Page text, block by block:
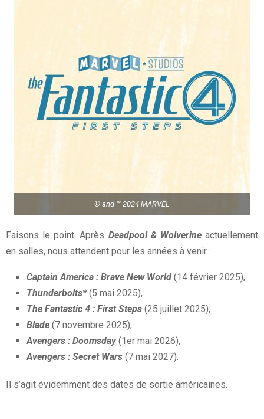
© and ™ 2024 MARVEL
Faisons le point. Après Deadpool & Wolverineactuellement
en salles, nous attendent pour les années à venir :
Captain America : Brave New World (14 février 2025),
Thunderbolts*(5 mai 2025),
The Fantastic 4 : First Steps (25 juillet 2025),
Blade (7 novembre 2025),
Avengers : Doomsday(1er mai 2026),
Avengers : Secret Wars (7 mai 2027).
Il s’agit évidemment des dates de sortie américaines.